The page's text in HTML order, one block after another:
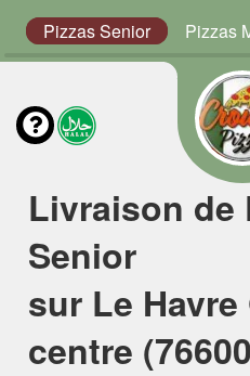
Pizzas Senior Pizzas
Livraison de
Senior
sur Le Havre
centre